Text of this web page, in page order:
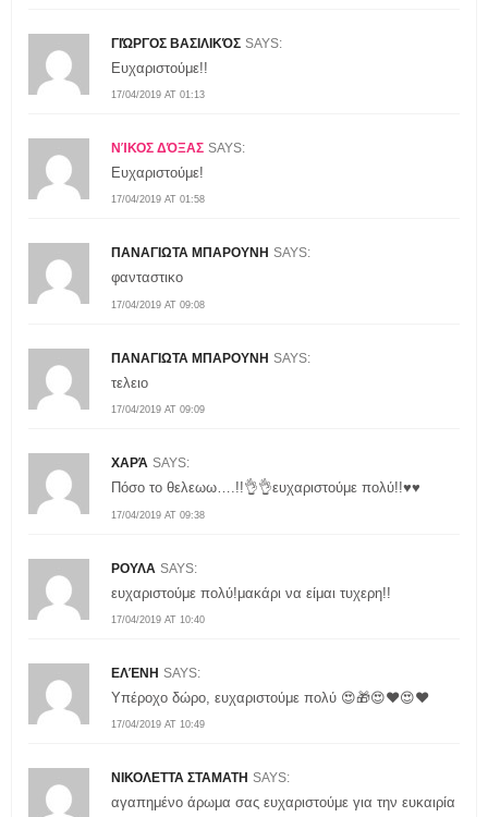
ΓΙΏΡΓΟΣ ΒΑΣΙΛΙΚΌΣ SAYS:
17/04/2019 AT 01:13
Ευχαριστούμε!!
ΝΊΚΟΣ ΔΌΞΑΣ SAYS:
17/04/2019 AT 01:58
Ευχαριστούμε!
ΠΑΝΑΓΙΩΤΑ ΜΠΑΡΟΥΝΗ SAYS:
17/04/2019 AT 09:08
φανταστικο
ΠΑΝΑΓΙΩΤΑ ΜΠΑΡΟΥΝΗ SAYS:
17/04/2019 AT 09:09
τελειο
ΧΑΡΆ SAYS:
17/04/2019 AT 09:38
Πόσο το θελεωω….!!👌👌ευχαριστούμε πολύ!!♥♥
ΡΟΥΛΑ SAYS:
17/04/2019 AT 10:40
ευχαριστούμε πολύ!μακάρι να είμαι τυχερη!!
ΕΛΈΝΗ SAYS:
17/04/2019 AT 10:49
Υπέροχο δώρο, ευχαριστούμε πολύ 😍🎁😍❤😍❤
ΝΙΚΟΛΕΤΤΑ ΣΤΑΜΑΤΗ SAYS:
αγαπημένο άρωμα σας ευχαριστούμε για την ευκαιρία